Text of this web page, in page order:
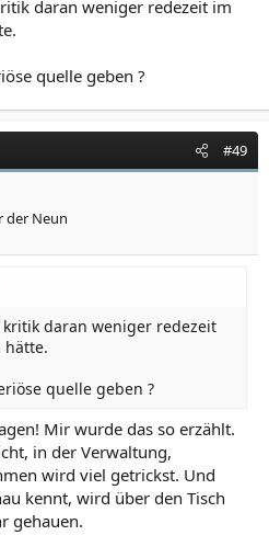
daran weniger redezeit im
quelle geben ?
#49
der Neun
daran weniger redezeit
hätte.
quelle geben ?
Mir wurde das so erzählt.
in der Verwaltung,
wird viel getrickst. Und
kennt, wird über den Tisch
gehauen.